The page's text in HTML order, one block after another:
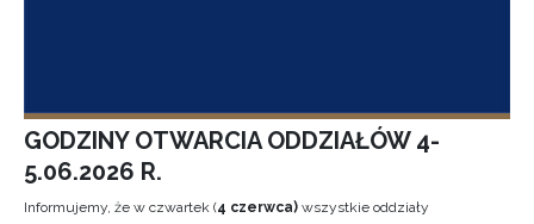
GODZINY OTWARCIA ODDZIAŁÓW 4-
5.06.2026 R.
Informujemy, że w czwartek (4 czerwca) wszystkie oddziały